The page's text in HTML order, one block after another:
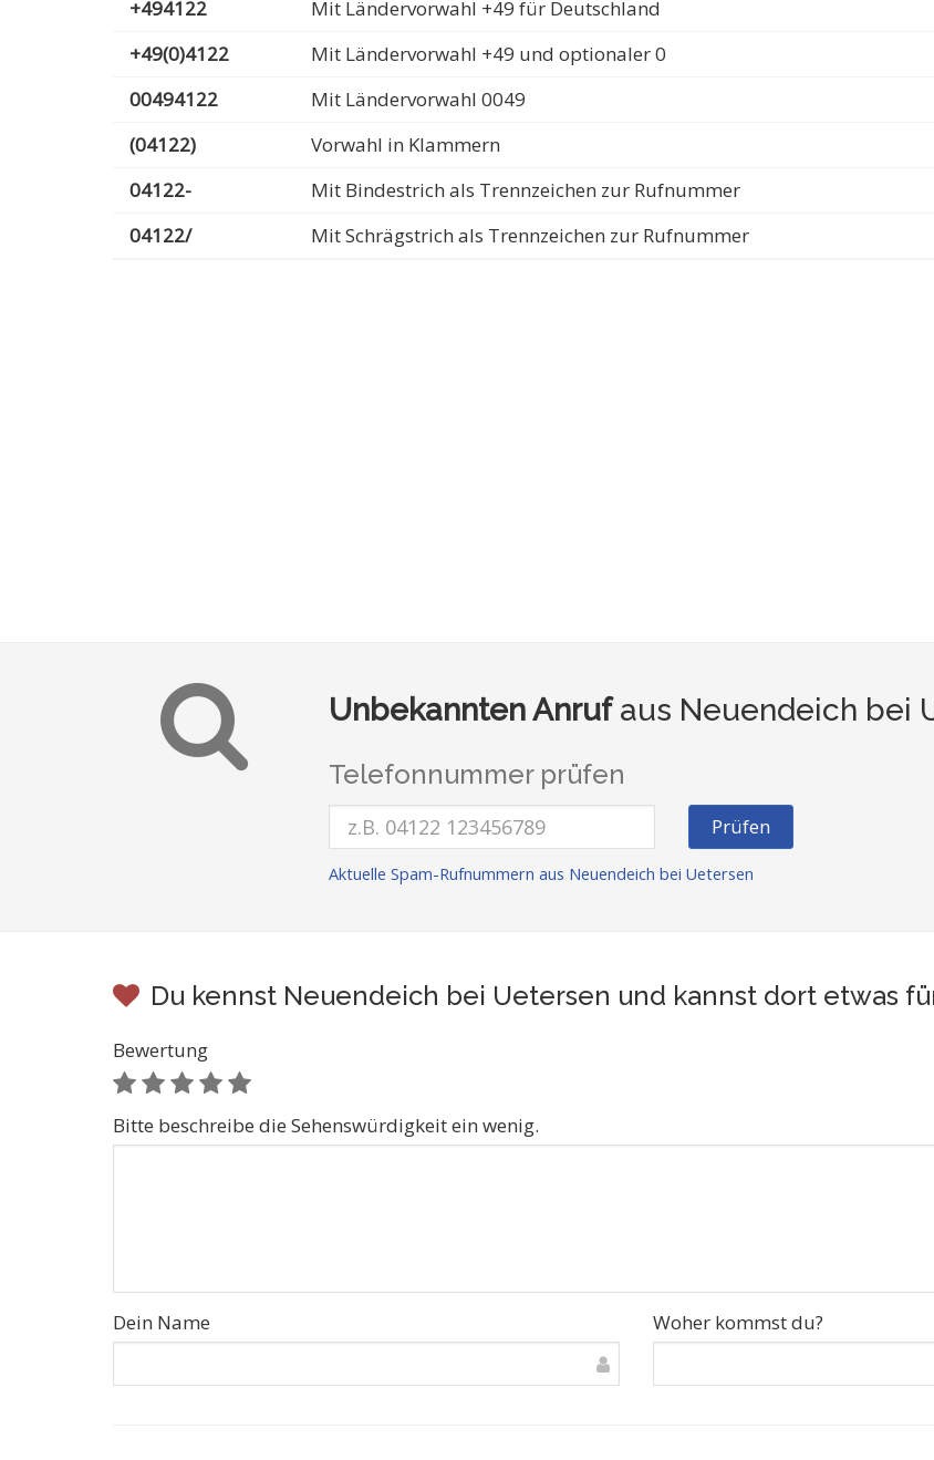
+494122
Mit Ländervorwahl +49 für Deutschland
+49(0)4122
Mit Ländervorwahl +49 und optionaler 0
00494122
Mit Ländervorwahl 0049
(04122)
Vorwahl in Klammern
04122-
Mit Bindestrich als Trennzeichen zur Rufnummer
04122/
Mit Schrägstrich als Trennzeichen zur Rufnummer
Unbekannten Anrufaus Neuendeich bei
Telefonnummer prüfen
Prüfen
Aktuelle Spam-Rufnummern aus Neuendeich bei Uetersen
Du kennst Neuendeich bei Uetersen und kannst dort etwas
Bewertung
Bitte beschreibe die Sehenswürdigkeit ein wenig.
Dein Name Woher kommst du?